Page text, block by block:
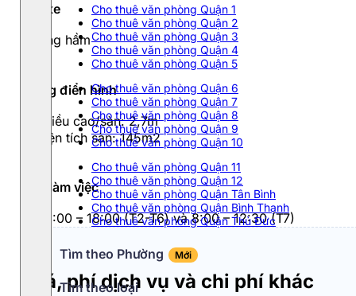
Cho thuê văn phòng Quận 1
Cho thuê văn phòng Quận 2
Cho thuê văn phòng Quận 3
Cho thuê văn phòng Quận 4
Cho thuê văn phòng Quận 5
Cho thuê văn phòng Quận 6
Cho thuê văn phòng Quận 7
Cho thuê văn phòng Quận 8
Cho thuê văn phòng Quận 9
Cho thuê văn phòng Quận 10
Cho thuê văn phòng Quận 11
Cho thuê văn phòng Quận 12
Cho thuê văn phòng Quận Tân Bình
Cho thuê văn phòng Quận Bình Thạnh
Cho thuê văn phòng Quận Thủ Đức
Tìm theo Phường Mới
Tìm theo loại
Đỗ xe
1 tầng hầm
Tầng điển hình
- Chiều cao/sàn: 2,7m
- Diện tích sàn: 145m2
Giờ làm việc
Từ 8:00 – 18:00 (T2-T6) và 8:00 – 12:30 (T7)
Giá, phí dịch vụ và chi phí khác